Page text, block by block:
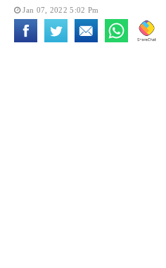
Jan 07, 2022 5:02 Pm